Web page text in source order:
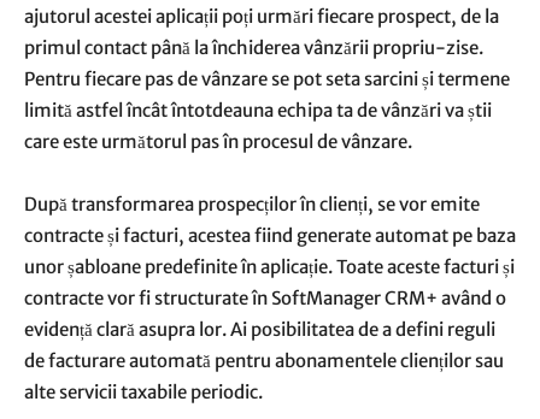
ajutorul acestei aplicații poți urmări fiecare prospect, de la
primul contact până la închiderea vânzării propriu-zise.
Pentru fiecare pas de vânzare se pot seta sarcini și termene
limită astfel încât întotdeauna echipa ta de vânzări va știi
care este următorul pas în procesul de vânzare.
După transformarea prospecților în clienți, se vor emite
contracte și facturi, acestea fiind generate automat pe baza
unor șabloane predefinite în aplicație. Toate aceste facturi și
contracte vor fi structurate în SoftManager CRM+ având o
evidență clară asupra lor. Ai posibilitatea de a defini reguli
de facturare automată pentru abonamentele clienților sau
alte servicii taxabile periodic.